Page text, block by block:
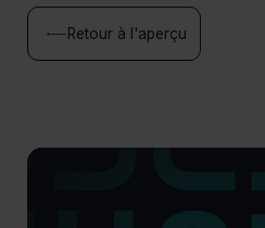
Retour à l'aperçu